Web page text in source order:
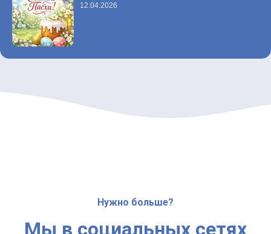
12.04.2026
Нужно больше?
Мы в социальных сетях